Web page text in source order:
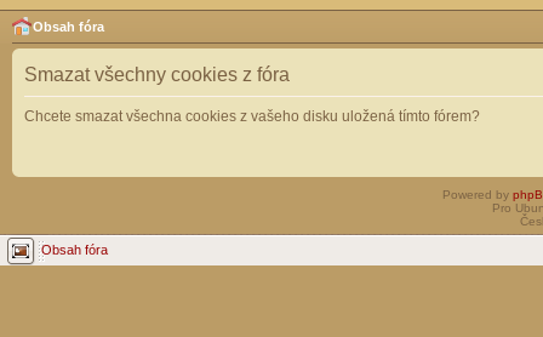
Obsah fóra
Smazat všechny cookies z fóra
Chcete smazat všechna cookies z vašeho disku uložená tímto fórem?
Powered by
Pro
Obsah fóra